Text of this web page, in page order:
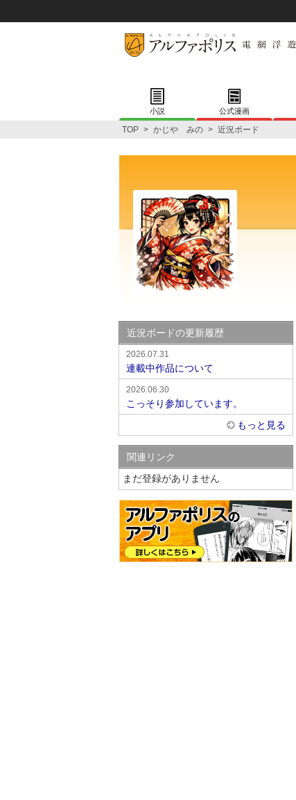
小説 公式漫画
TOP > かじや みの > 近況ボード
近況ボードの更新履歴
2026.07.31
連載中作品について
2026.06.30
こっそり参加しています。
もっと見る
関連リンク
まだ登録がありません